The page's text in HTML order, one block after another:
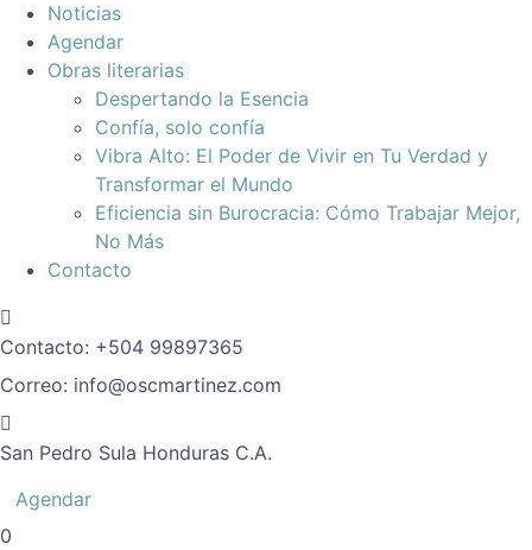
Noticias
Agendar
Obras literarias
Despertando la Esencia
Confía, solo confía
Vibra Alto: El Poder de Vivir en Tu Verdad y
Transformar el Mundo
Eficiencia sin Burocracia: Cómo Trabajar Mejor,
No Más
Contacto
Contacto: +504 99897365
Correo: info@oscmartinez.com
San Pedro Sula Honduras C.A.
Agendar
0